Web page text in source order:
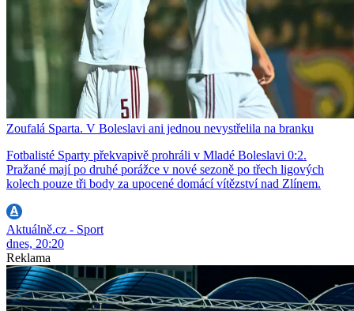
Zoufalá Sparta. V Boleslavi ani jednou nevystřelila na branku
Fotbalisté Sparty překvapivě prohráli v Mladé Boleslavi 0:2.
Pražané mají po druhé porážce v nové sezoně po třech ligových
kolech pouze tři body za upocené domácí vítězství nad Zlínem.
Aktuálně.cz - Sport
dnes, 20:20
Reklama